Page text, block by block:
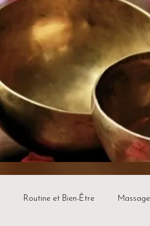
Routine et Bien-Être